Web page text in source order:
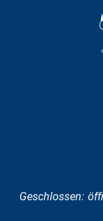
Klicken, um
Geschlossen: